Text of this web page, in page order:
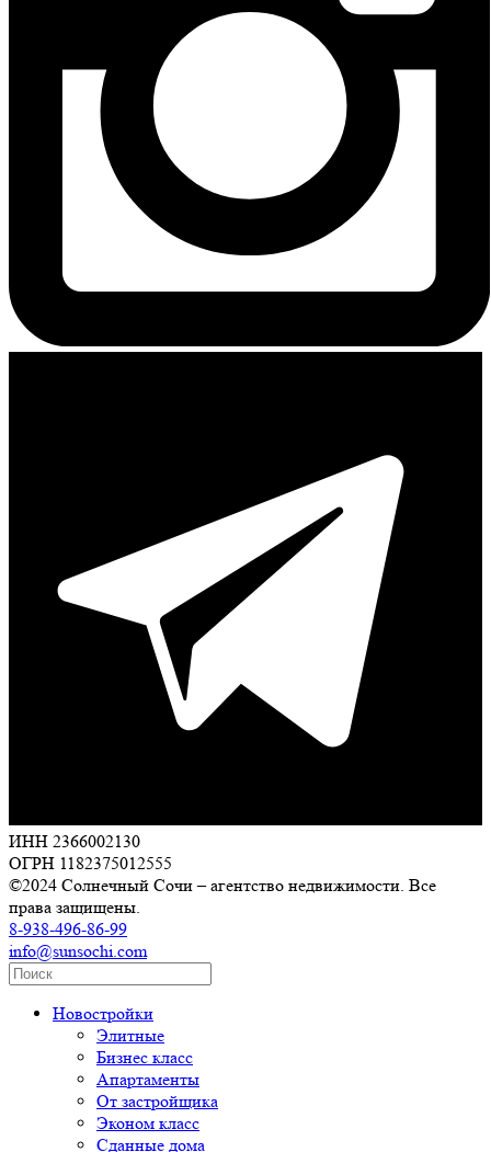
ИНН 2366002130
ОГРН 1182375012555
©2024 Солнечный Сочи – агентство недвижимости. Все
права защищены.
8-938-496-86-99
info@sunsochi.com
Новостройки
Элитные
Бизнес класс
Апартаменты
От застройщика
Эконом класс
Сданные дома